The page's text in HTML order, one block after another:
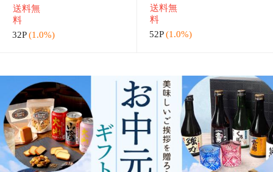
お中元 御中元 夏ギフト
ハイボールセット のし お
誕生日 プレゼント お祝い
国産ハイボール&ご当地
ハイボール他 飲み比べ 詰
め合わせ 3
3,728円（税込）
送料無
料
37P (1.0%)
お中元 御中元 夏ギフト
ビールセット のし お誕
生日 プレゼント お祝い
クラフトビール＆ハイボ
ール＆チューハイ 飲み比
べ 詰め合わせ
4,052円
（税込）
送料無
料
40P (1.0%)